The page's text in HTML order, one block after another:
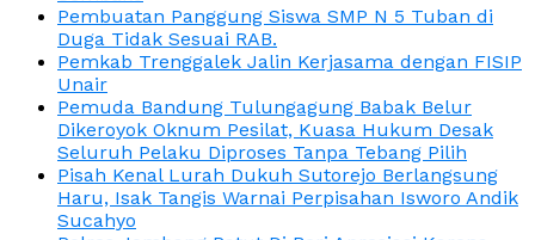
Pembuatan Panggung Siswa SMP N 5 Tuban di
Duga Tidak Sesuai RAB.
Pemkab Trenggalek Jalin Kerjasama dengan FISIP
Unair
Pemuda Bandung Tulungagung Babak Belur
Dikeroyok Oknum Pesilat, Kuasa Hukum Desak
Seluruh Pelaku Diproses Tanpa Tebang Pilih
Pisah Kenal Lurah Dukuh Sutorejo Berlangsung
Haru, Isak Tangis Warnai Perpisahan Isworo Andik
Sucahyo